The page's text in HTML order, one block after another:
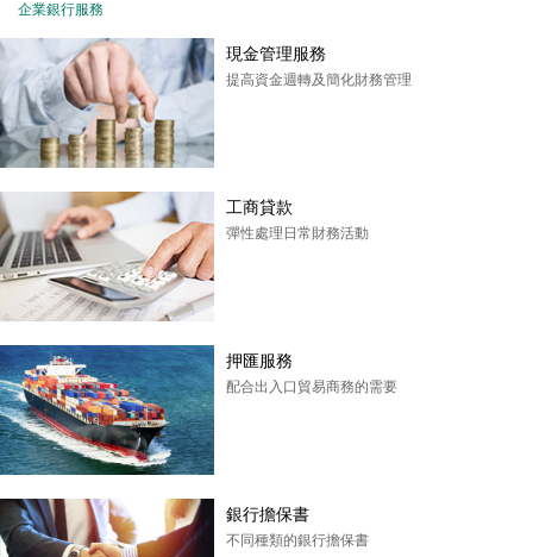
企業銀行服務
現金管理服務
提高資金週轉及簡化財務管理
工商貸款
彈性處理日常財務活動
押匯服務
配合出入口貿易商務的需要
銀行擔保書
不同種類的銀行擔保書